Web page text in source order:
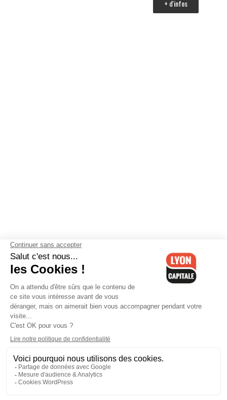
+ d'infos
Contactez-nous-Mentions légales-CGV-Politique de
confidentialité-Gestion des cookies